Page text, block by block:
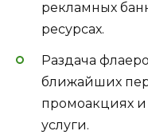
рекламных
ресурсах.
Раздача
ближайших
промоакциях
услуги.